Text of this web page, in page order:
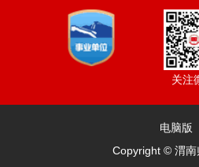
关注
电脑版
Copyright © 渭南